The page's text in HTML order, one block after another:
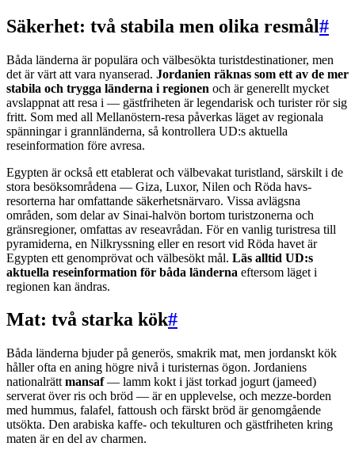
Säkerhet: två stabila men olika resmål#
Båda länderna är populära och välbesökta turistdestinationer, men
det är värt att vara nyanserad. Jordanien räknas som ett av de mer
stabila och trygga länderna i regionen och är generellt mycket
avslappnat att resa i — gästfriheten är legendarisk och turister rör sig
fritt. Som med all Mellanöstern-resa påverkas läget av regionala
spänningar i grannländerna, så kontrollera UD:s aktuella
reseinformation före avresa.
Egypten är också ett etablerat och välbevakat turistland, särskilt i de
stora besöksområdena — Giza, Luxor, Nilen och Röda havs-
resorterna har omfattande säkerhetsnärvaro. Vissa avlägsna
områden, som delar av Sinai-halvön bortom turistzonerna och
gränsregioner, omfattas av reseavrådan. För en vanlig turistresa till
pyramiderna, en Nilkryssning eller en resort vid Röda havet är
Egypten ett genomprövat och välbesökt mål. Läs alltid UD:s
aktuella reseinformation för båda länderna eftersom läget i
regionen kan ändras.
Mat: två starka kök#
Båda länderna bjuder på generös, smakrik mat, men jordanskt kök
håller ofta en aning högre nivå i turisternas ögon. Jordaniens
nationalrätt mansaf— lamm kokt i jäst torkad jogurt (jameed)
serverat över ris och bröd — är en upplevelse, och mezze-borden
med hummus, falafel, fattoush och färskt bröd är genomgående
utsökta. Den arabiska kaffe- och tekulturen och gästfriheten kring
maten är en del av charmen.